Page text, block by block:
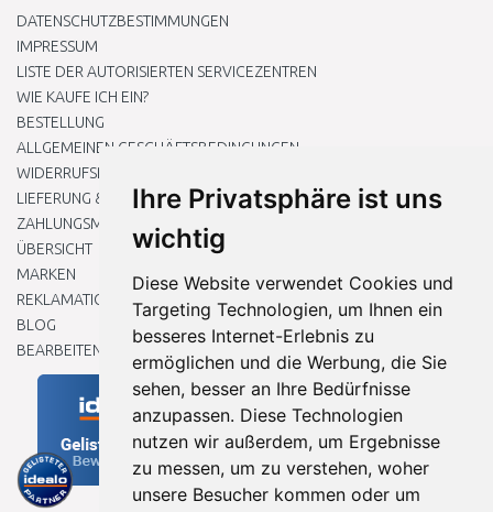
Ihre Privatsphäre ist uns
wichtig
Diese Website verwendet Cookies und
Targeting Technologien, um Ihnen ein
besseres Internet-Erlebnis zu
ermöglichen und die Werbung, die Sie
sehen, besser an Ihre Bedürfnisse
anzupassen. Diese Technologien
nutzen wir außerdem, um Ergebnisse
zu messen, um zu verstehen, woher
unsere Besucher kommen oder um
DATENSCHUTZBESTIMMUNGEN
IMPRESSUM
LISTE DER AUTORISIERTEN SERVICEZENTREN
WIE KAUFE ICH EIN?
BESTELLUNG
ALLGEMEINEN GESCHÄFTSBEDINGUNGEN
WIDERRUFSRECHT
LIEFERUNG & ZAHLUNG
ZAHLUNGSMETHODEN
ÜBERSICHT
MARKEN
REKLAMATIONEN UND RETOUREN
BLOG
BEARBEITEN SIE MEINE COOKIE-EINSTELLUNGEN